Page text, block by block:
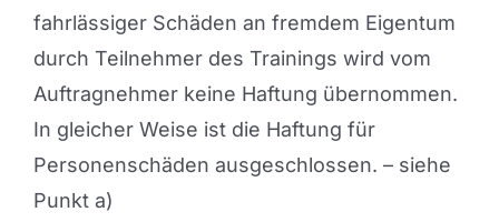
fahrlässiger Schäden an fremdem Eigentum
durch Teilnehmer des Trainings wird vom
Auftragnehmer keine Haftung übernommen.
In gleicher Weise ist die Haftung für
Personenschäden ausgeschlossen. – siehe
Punkt a)